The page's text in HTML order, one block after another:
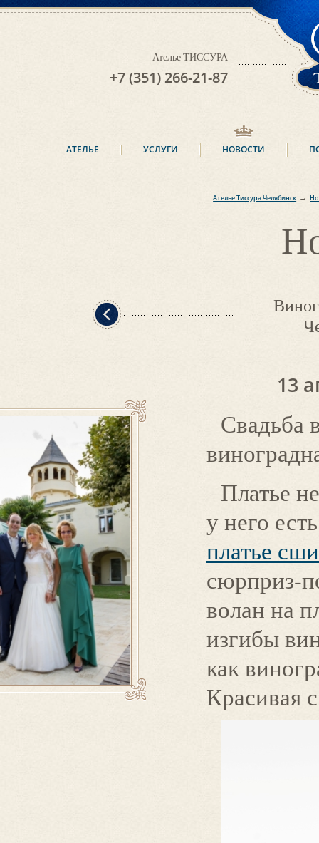
Ателье Тиссура Челябинск →
13
Свадьба
Платье
у него
платье
сюрприз-
волан на
изгибы
как
Красивая
Ателье ТИССУРА
+7 (351) 266-21-87
АТЕЛЬЕ УСЛУГИ НОВОСТИ